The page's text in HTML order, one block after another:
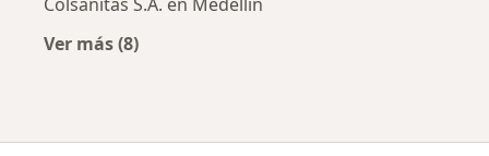
Ver más (8)